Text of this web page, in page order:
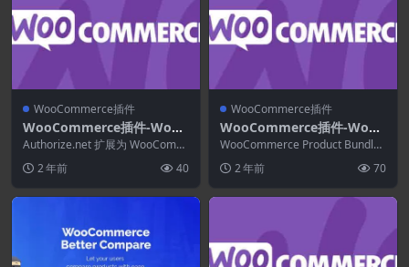
WooCommerce插件
WooCommerce插件-WooC
ommerce Authorize.Net G
ateway 3.10.10
Authorize.net 扩展为 WooComm
2 年前 40
WooCommerce插件
WooCommerce插件-WooC
ommerce Product Bundle
s 8.2.2
WooCommerce Product Bundles
2 年前 70